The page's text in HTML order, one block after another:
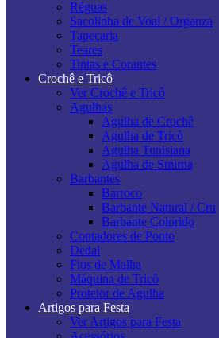
Réguas
Sacolinha de Voal / Organza
Tapeçaria
Teares
Tintas e Corantes
Crochê e Tricô
Ver Crochê e Tricô
Agulhas
Agulha de Crochê
Agulha de Tricô
Agulha Tunisiana
Agulha de Smirna
Barbantes
Barroco
Barbante Natural / Cru
Barbante Colorido
Contadores de Ponto
Dedal
Fios de Malha
Máquina de Tricô
Protetor de Agulha
Artigos para Festa
Ver Artigos para Festa